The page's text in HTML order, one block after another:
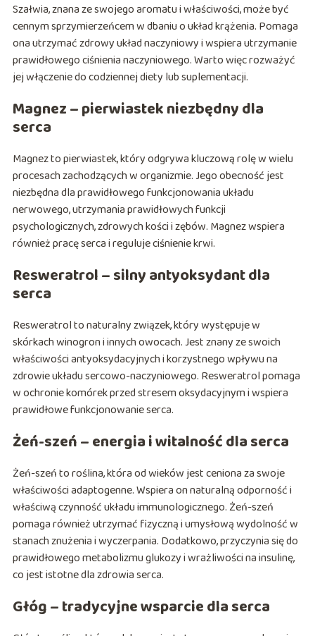
Szałwia, znana ze swojego aromatu i właściwości, może być
cennym sprzymierzeńcem w dbaniu o układ krążenia. Pomaga
ona utrzymać zdrowy układ naczyniowy i wspiera utrzymanie
prawidłowego ciśnienia naczyniowego. Warto więc rozważyć
jej włączenie do codziennej diety lub suplementacji.
Magnez – pierwiastek niezbędny dla
serca
Magnez to pierwiastek, który odgrywa kluczową rolę w wielu
procesach zachodzących w organizmie. Jego obecność jest
niezbędna dla prawidłowego funkcjonowania układu
nerwowego, utrzymania prawidłowych funkcji
psychologicznych, zdrowych kości i zębów. Magnez wspiera
również pracę serca i reguluje ciśnienie krwi.
Resweratrol – silny antyoksydant dla
serca
Resweratrol to naturalny związek, który występuje w
skórkach winogron i innych owocach. Jest znany ze swoich
właściwości antyoksydacyjnych i korzystnego wpływu na
zdrowie układu sercowo-naczyniowego. Resweratrol pomaga
w ochronie komórek przed stresem oksydacyjnym i wspiera
prawidłowe funkcjonowanie serca.
Żeń-szeń – energia i witalność dla serca
Żeń-szeń to roślina, która od wieków jest ceniona za swoje
właściwości adaptogenne. Wspiera on naturalną odporność i
właściwą czynność układu immunologicznego. Żeń-szeń
pomaga również utrzymać fizyczną i umysłową wydolność w
stanach znużenia i wyczerpania. Dodatkowo, przyczynia się do
prawidłowego metabolizmu glukozy i wrażliwości na insulinę,
co jest istotne dla zdrowia serca.
Głóg – tradycyjne wsparcie dla serca